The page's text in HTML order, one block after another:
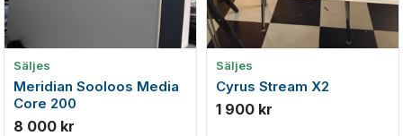
Säljes
Meridian Sooloos Media
Core 200
8 000 kr
Säljes
Cyrus Stream X2
1 900 kr